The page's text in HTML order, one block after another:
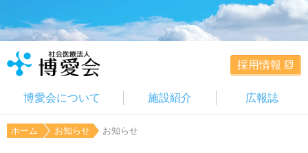
採用情報
博愛会について 施設紹介 広報誌
ホーム お知らせ お知らせ